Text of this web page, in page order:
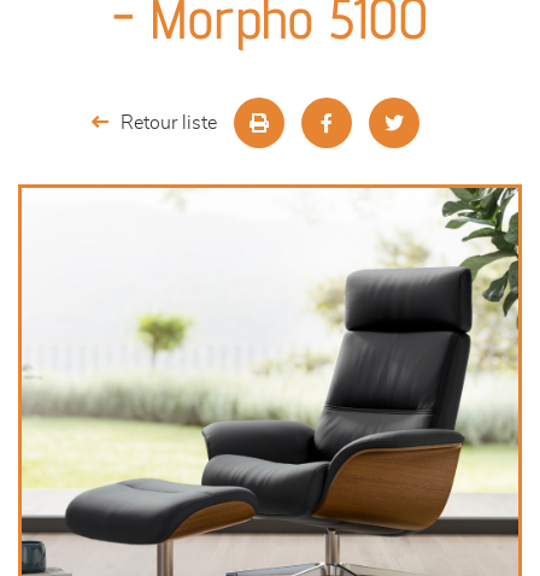
meubles de complément
- Morpho 5100
Retour liste